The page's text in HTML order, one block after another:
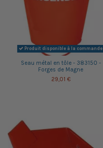
Produit disponible à la commande
Seau métal en tôle - 383150 -
Forges de Magne
29,01 €